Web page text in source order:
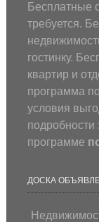
Бесплатные
требуется.
гостинку.
квартир и
программа
условия
подробности
программе
ДОСКА